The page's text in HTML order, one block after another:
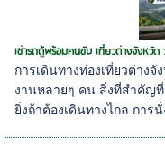
เช่ารถตู้พร้อมคนขับ เที่ยวต่างจังหวัด
การเดินทางท่องเที่ยวต่าง
งานหลายๆ คน สิ่งที่สำคัญ
ยิ่งถ้าต้องเดินทางไกล การ